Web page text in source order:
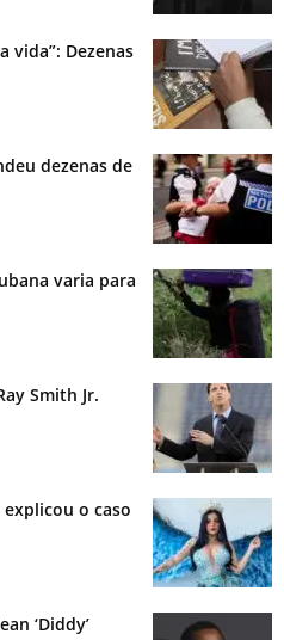
vida”: Dezenas
dezenas de
varia para
Smith Jr.
o caso
‘Diddy’